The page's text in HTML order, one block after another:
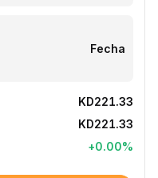
Fecha
KD221.33
KD221.33
+0.00%